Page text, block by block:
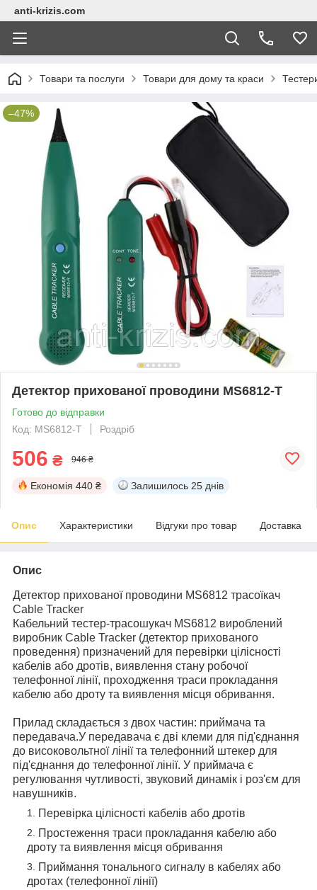
anti-krizis.com
Товари та послуги Товари для дому та краси
–47%
Детектор прихованої проводини MS6812-T
Готово до відправки
Код: MS6812-T
Роздріб
506 ₴ 946 ₴
Економія 440 ₴ Залишилось 25 днів
Опис Характеристики Відгуки про товар Доставка
Опис
Детектор прихованої проводини MS6812 трасоїкач
Cable Tracker
Кабельний тестер-трасошукач MS6812 вироблений
виробник Cable Tracker (детектор прихованого
проведення) призначений для перевірки цілісності
кабелів або дротів, виявлення стану робочої
телефонної лінії, проходження траси прокладання
кабелю або дроту та виявлення місця обривання.
Прилад складається з двох частин: приймача та
передавача.У передавача є дві клеми для під'єднання
до високовольтної лінії та телефонний штекер для
під'єднання до телефонної лінії. У приймача є
регулювання чутливості, звуковий динамік і роз'єм для
навушників.
Перевірка цілісності кабелів або дротів
Простеження траси прокладання кабелю або
дроту та виявлення місця обривання
Приймання тонального сигналу в кабелях або
дротах (телефонної лінії)